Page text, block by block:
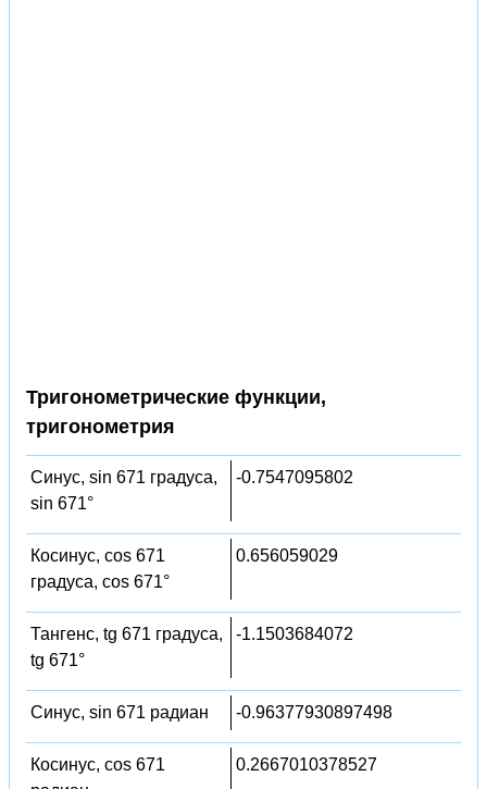
Тригонометрические функции,
тригонометрия
Синус, sin 671 градуса,
sin 671°
-0.7547095802
Косинус, cos 671
градуса, cos 671°
0.656059029
Тангенс, tg 671 градуса,
tg 671°
-1.1503684072
Синус, sin 671 радиан -0.96377930897498
Косинус, cos 671
0.2667010378527